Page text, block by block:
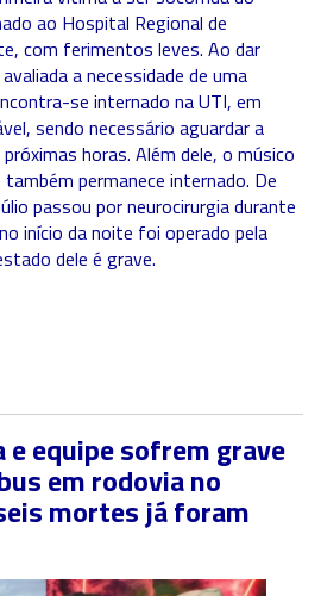
ao Hospital Regional de
com ferimentos leves. Ao dar
a necessidade de uma
se internado na UTI, em
sendo necessário aguardar a
horas. Além dele, o músico
também permanece internado. De
passou por neurocirurgia durante
início da noite foi operado pela
dele é grave.
e equipe sofrem grave
em rodovia no
mortes já foram